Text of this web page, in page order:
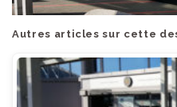
Autres articles sur cette